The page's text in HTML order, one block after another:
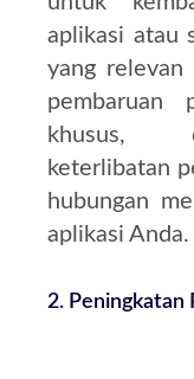
aplikasi atau
yang
pembaruan
khusus,
keterlibatan
hubungan
aplikasi Anda.
2. Peningkatan